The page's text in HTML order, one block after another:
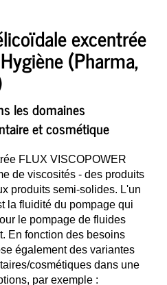
excentrée
(Pharma,
les domaines
et cosmétique
FLUX VISCOPOWER
de viscosités - des produits
produits semi-solides. L'un
la fluidité du pompage qui
le pompage de fluides
En fonction des besoins
également des variantes
cosmétiques dans une
par exemple :